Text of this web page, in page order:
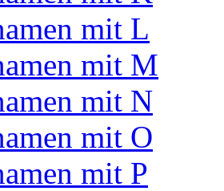
mit L
mit M
mit N
mit O
mit P